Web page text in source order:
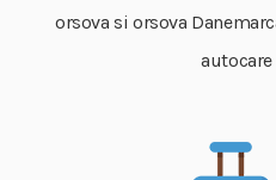
orsova si orsova